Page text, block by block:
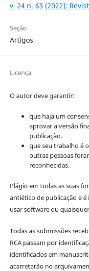
v. 24 n. 63 (2022):
Seção
Artigos
Licença
O autor deve garantir:
que haja um
aprovar a versão
publicação.
que seu trabalho é
outras pessoas
reconhecidas.
Plágio em todas as suas
antiético de publicação e é
usar software ou
Todas as submissões
RCA passam por
identificados em
acarretarão no